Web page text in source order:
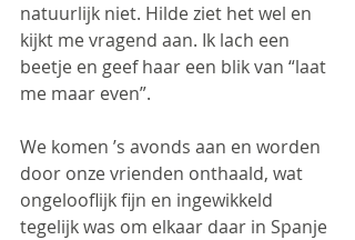
natuurlijk niet. Hilde ziet het wel en
kijkt me vragend aan. Ik lach een
beetje en geef haar een blik van “laat
me maar even”.
We komen ’s avonds aan en worden
door onze vrienden onthaald, wat
ongelooflijk fijn en ingewikkeld
tegelijk was om elkaar daar in Spanje